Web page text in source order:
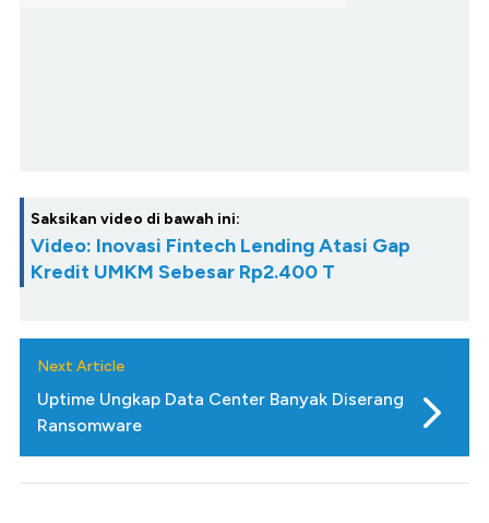
Saksikan video di bawah ini:
Video: Inovasi Fintech Lending Atasi Gap
Kredit UMKM Sebesar Rp2.400 T
Next Article
Uptime Ungkap Data Center Banyak Diserang
Ransomware